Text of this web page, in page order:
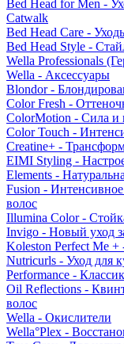
Bed Head for Men -
Catwalk
Bed Head Care -
Bed Head Style -
Wella Professionals
Wella - Аксессуары
Blondor -
Color Fresh -
ColorMotion - Сила и
Color Touch -
Creatine+ -
EIMI Styling -
Elements -
Fusion -
волос
Illumina Color -
Invigo - Новый уход
Koleston Perfect Me +
Nutricurls - Уход для
Performance -
Oil Reflections -
волос
Wella - Окислители
Wella°Plex -